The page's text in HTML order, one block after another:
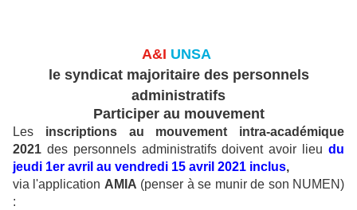
A&I UNSA
le syndicat majoritaire des personnels
administratifs
Participer au mouvement
Les inscriptions au mouvement intra-académique
2021 des personnels administratifs doivent avoir lieu du
jeudi 1er avril au vendredi 15 avril 2021 inclus,
via l'application AMIA (penser à se munir de son NUMEN)
: